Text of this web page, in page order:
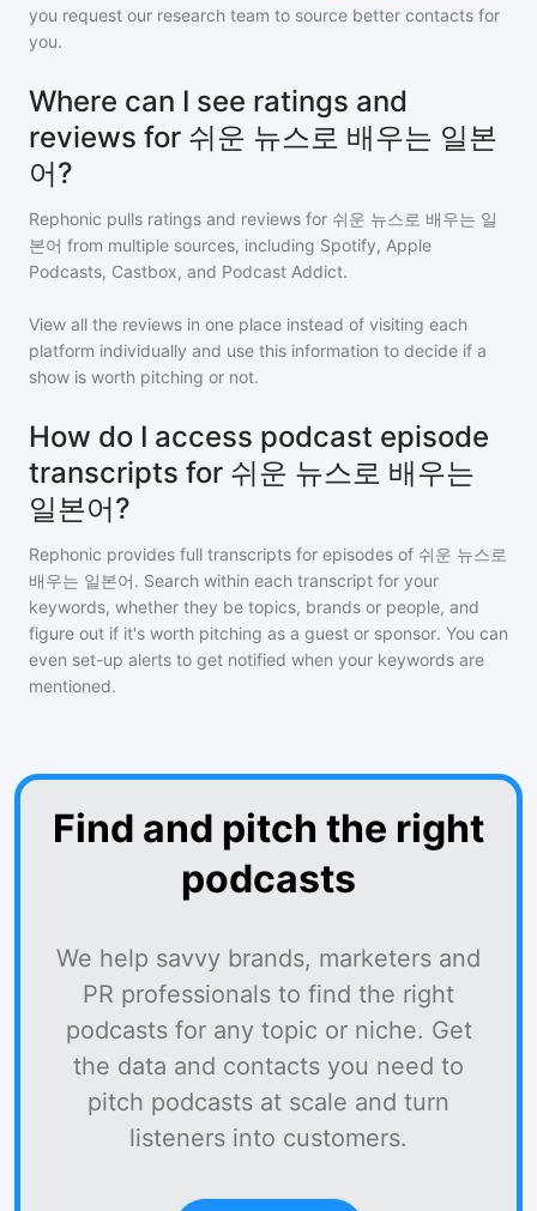
you request our research team to source better contacts for
you.
Where can I see ratings and
reviews for 쉬운 뉴스로 배우는 일본
어?
Rephonic pulls ratings and reviews for 쉬운 뉴스로 배우는 일
본어 from multiple sources, including Spotify, Apple
Podcasts, Castbox, and Podcast Addict.
View all the reviews in one place instead of visiting each
platform individually and use this information to decide if a
show is worth pitching or not.
How do I access podcast episode
transcripts for 쉬운 뉴스로 배우는
일본어?
Rephonic provides full transcripts for episodes of 쉬운 뉴스로
배우는 일본어. Search within each transcript for your
keywords, whether they be topics, brands or people, and
figure out if it's worth pitching as a guest or sponsor. You can
even set-up alerts to get notified when your keywords are
mentioned.
Find and pitch the right
podcasts
We help savvy brands, marketers and
PR professionals to find the right
podcasts for any topic or niche. Get
the data and contacts you need to
pitch podcasts at scale and turn
listeners into customers.